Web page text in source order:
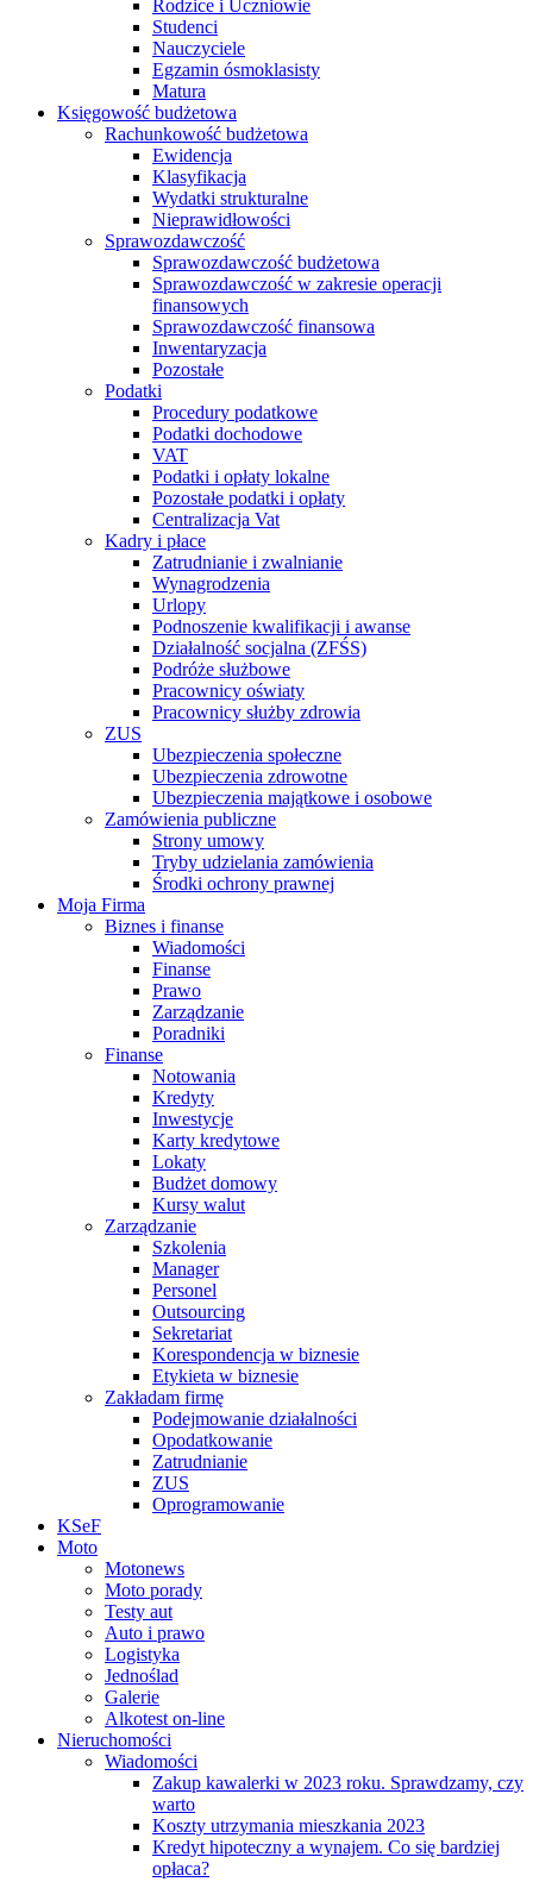
Rodzice i Uczniowie
Studenci
Nauczyciele
Egzamin ósmoklasisty
Matura
Księgowość budżetowa
Rachunkowość budżetowa
Ewidencja
Klasyfikacja
Wydatki strukturalne
Nieprawidłowości
Sprawozdawczość
Sprawozdawczość budżetowa
Sprawozdawczość w zakresie operacji
finansowych
Sprawozdawczość finansowa
Inwentaryzacja
Pozostałe
Podatki
Procedury podatkowe
Podatki dochodowe
VAT
Podatki i opłaty lokalne
Pozostałe podatki i opłaty
Centralizacja Vat
Kadry i płace
Zatrudnianie i zwalnianie
Wynagrodzenia
Urlopy
Podnoszenie kwalifikacji i awanse
Działalność socjalna (ZFŚS)
Podróże służbowe
Pracownicy oświaty
Pracownicy służby zdrowia
ZUS
Ubezpieczenia społeczne
Ubezpieczenia zdrowotne
Ubezpieczenia majątkowe i osobowe
Zamówienia publiczne
Strony umowy
Tryby udzielania zamówienia
Środki ochrony prawnej
Moja Firma
Biznes i finanse
Wiadomości
Finanse
Prawo
Zarządzanie
Poradniki
Finanse
Notowania
Kredyty
Inwestycje
Karty kredytowe
Lokaty
Budżet domowy
Kursy walut
Zarządzanie
Szkolenia
Manager
Personel
Outsourcing
Sekretariat
Korespondencja w biznesie
Etykieta w biznesie
Zakładam firmę
Podejmowanie działalności
Opodatkowanie
Zatrudnianie
ZUS
Oprogramowanie
KSeF
Moto
Motonews
Moto porady
Testy aut
Auto i prawo
Logistyka
Jednoślad
Galerie
Alkotest on-line
Nieruchomości
Wiadomości
Zakup kawalerki w 2023 roku. Sprawdzamy, czy
warto
Koszty utrzymania mieszkania 2023
Kredyt hipoteczny a wynajem. Co się bardziej
opłaca?